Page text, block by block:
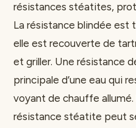
résistances stéatites,
La résistance blindée est
elle est recouverte de
et griller. Une résistance
principale d’une eau qui
voyant de chauffe
résistance stéatite peut